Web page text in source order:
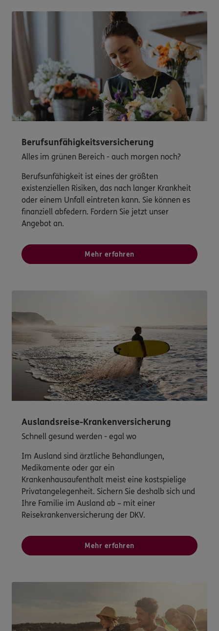
Berufsunfähigkeitsversicherung
Alles im grünen Bereich - auch morgen noch?
Berufsunfähigkeit ist eines der größten
existenziellen Risiken, das nach langer Krankheit
oder einem Unfall eintreten kann. Sie können es
finanziell abfedern. Fordern Sie jetzt unser
Angebot an.
Mehr erfahren
Auslandsreise-Krankenversicherung
Schnell gesund werden - egal wo
Im Ausland sind ärztliche Behandlungen,
Medikamente oder gar ein
Krankenhausaufenthalt meist eine kostspielige
Privatangelegenheit. Sichern Sie deshalb sich und
Ihre Familie im Ausland ab – mit einer
Reisekrankenversicherung der DKV.
Mehr erfahren